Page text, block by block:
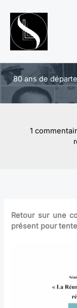
contenu
80 ans de
1
Retour sur une
présent pour